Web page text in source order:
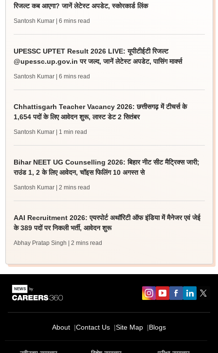
रिजल्ट कब आएगा? जानें लेटेस्ट अपडेट, स्कोरकार्ड लिंक
Santosh Kumar | 6 mins read
UPESSC UPTET Result 2026 LIVE: यूपीटीईटी रिजल्ट
@upessc.up.gov.in पर जल्द, जानें लेटेस्ट अपडेट, पासिंग मार्क्स
Santosh Kumar | 6 mins read
Chhattisgarh Teacher Vacancy 2026: छत्तीसगढ़ में टीचर्स के
1,654 पदों के लिए आवेदन शुरू, लास्ट डेट 2 सितंबर
Santosh Kumar | 1 min read
Bihar NEET UG Counselling 2026: बिहार नीट सीट मैट्रिक्स जारी;
राउंड 1, 2 के लिए आवेदन, चॉइस फिलिंग 10 अगस्त से
Santosh Kumar | 2 mins read
AAI Recruitment 2026: एयरपोर्ट अथॉरिटी ऑफ इंडिया में मैनेजर एवं जेई
के 389 पदों पर निकली भर्ती, आवेदन शुरू
Abhay Pratap Singh | 2 mins read
About Contact Us Site Map Blogs